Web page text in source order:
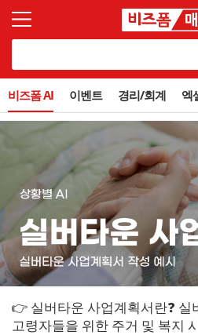
비즈폼 AI 이벤트 경리/회계 엑
👉 실버타운 사업계획서란❓
고령자들을 위한 주거 및 복지